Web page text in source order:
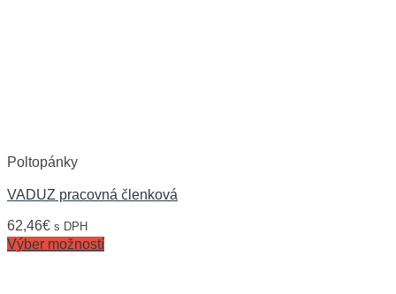
Poltopánky
VADUZ pracovná členková
62,46€ s DPH
Výber možností